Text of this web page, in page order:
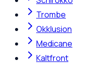
Trombe
Okklusion
Medicane
Kaltfront